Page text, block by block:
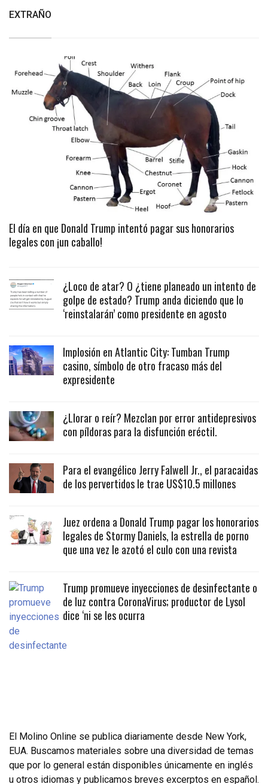
EXTRAÑO
El día en que Donald Trump intentó pagar sus honorarios
legales con ¡un caballo!
¿Loco de atar? O ¿tiene planeado un intento de
golpe de estado? Trump anda diciendo que lo
‘reinstalarán’ como presidente en agosto
Implosión en Atlantic City: Tumban Trump
casino, símbolo de otro fracaso más del
expresidente
¿Llorar o reír? Mezclan por error antidepresivos
con píldoras para la disfunción eréctil.
Para el evangélico Jerry Falwell Jr., el paracaidas
de los pervertidos le trae US$10.5 millones
Juez ordena a Donald Trump pagar los honorarios
legales de Stormy Daniels, la estrella de porno
que una vez le azotó el culo con una revista
Trump promueve inyecciones de desinfectante o
de luz contra CoronaVirus; productor de Lysol
dice ‘ni se les ocurra
El Molino Online se publica diariamente desde New York,
EUA. Buscamos materiales sobre una diversidad de temas
que por lo general están disponibles únicamente en inglés
u otros idiomas y publicamos breves excerptos en español.